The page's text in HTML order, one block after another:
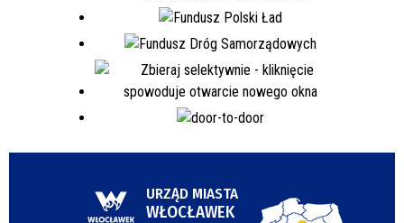
URZĄD MIASTA
WŁOCŁAWEK